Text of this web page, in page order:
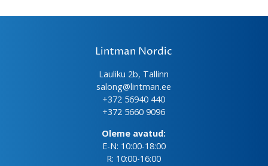
Lintman Nordic
Lauliku 2b, Tallinn
salong@lintman.ee
+372 56940 440
+372 5660 9096
Oleme avatud:
E-N: 10:00-18:00
R: 10:00-16:00